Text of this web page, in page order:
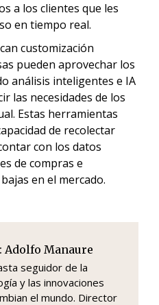
a los clientes que les
en tiempo real.
customización
pueden aprovechar los
análisis inteligentes e IA
las necesidades de los
Estas herramientas
de recolectar
con los datos
de compras e
en el mercado.
Adolfo Manaure
seguidor de la
y las innovaciones
el mundo. Director